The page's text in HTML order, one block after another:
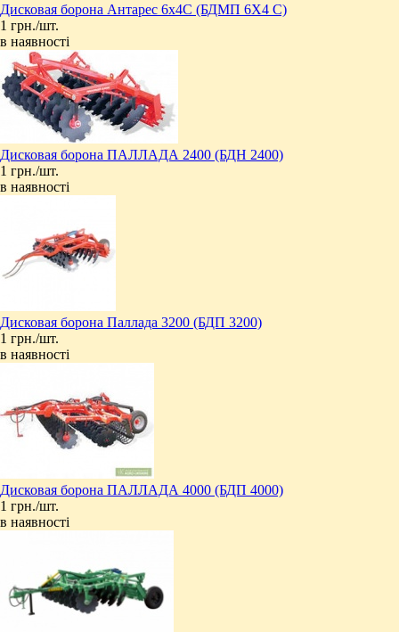
Дисковая борона Антарес 6х4C (БДМП 6Х4 С)
1 грн./шт.
в наявності
Дисковая борона ПАЛЛАДА 2400 (БДН 2400)
1 грн./шт.
в наявності
Дисковая борона Паллада 3200 (БДП 3200)
1 грн./шт.
в наявності
Дисковая борона ПАЛЛАДА 4000 (БДП 4000)
1 грн./шт.
в наявності